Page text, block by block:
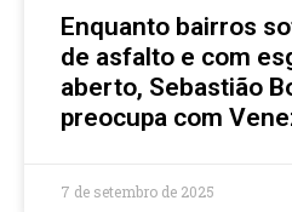
Enquanto bairros
de asfalto e com
aberto, Sebastião
preocupa com
7 de setembro de 2025